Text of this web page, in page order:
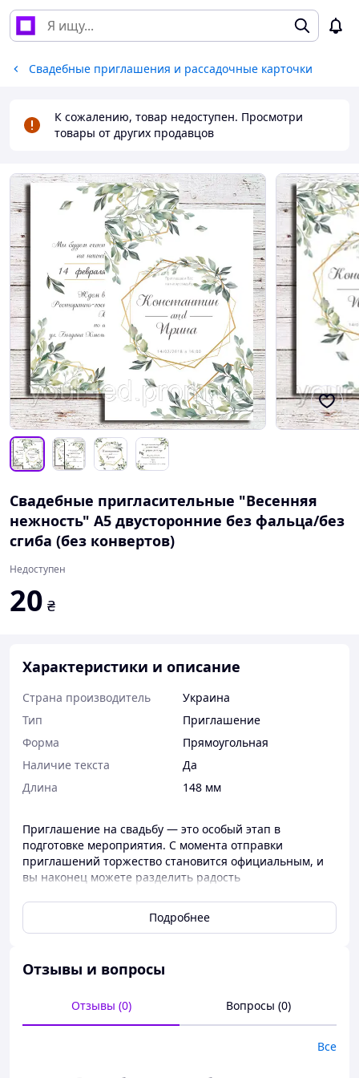
Свадебные приглашения и рассадочные карточки
К сожалению, товар недоступен. Просмотри
товары от других продавцов
Свадебные пригласительные "Весенняя
нежность" А5 двусторонние без фальца/без
сгиба (без конвертов)
Недоступен
20 ₴
Характеристики и описание
Страна производитель
Украина
Тип
Приглашение
Форма
Прямоугольная
Наличие текста
Да
Длина
148 мм
Приглашение на свадьбу — это особый этап в
подготовке мероприятия. С момента отправки
приглашений торжество становится официальным, и
вы наконец можете разделить радость
ЗАКАЗ ПРИГЛАСИТЕЛЬНЫХ
Ваш текст приглашения и имена всех Ваших гостей
входит в стоимость пригласительных
с вами и уточняет все детали заказа. После чего
Мы размещаем ваш текст на пригласительном и
отправляем Вам его на утверждение.
Подробнее
Отзывы и вопросы
Отзывы (0) Вопросы (0)
Все